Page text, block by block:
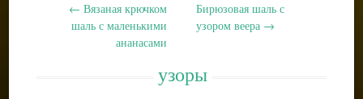
← Вязаная крючком
шаль с маленькими
ананасами
Бирюзовая шаль с
узором веера →
узоры